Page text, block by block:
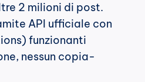
2 milioni di post.
API ufficiale con
funzionanti
nessun copia-